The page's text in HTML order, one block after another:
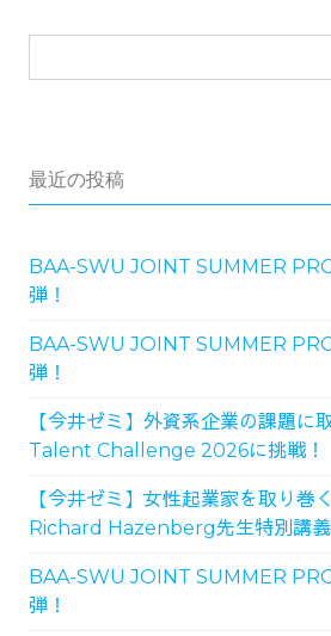
最近の投稿
BAA-SWU JOINT SUMMER
弾！
BAA-SWU JOINT SUMMER
弾！
【今井ゼミ】外資系企業の課題に
Talent Challenge 2026に挑戦！
【今井ゼミ】女性起業家を取り
Richard Hazenberg先生特別講
BAA-SWU JOINT SUMMER
弾！